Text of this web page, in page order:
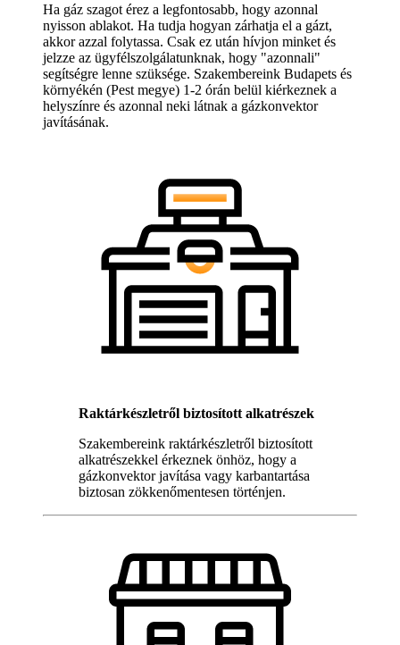
Ha gáz szagot érez a legfontosabb, hogy azonnal
nyisson ablakot. Ha tudja hogyan zárhatja el a gázt,
akkor azzal folytassa. Csak ez után hívjon minket és
jelzze az ügyfélszolgálatunknak, hogy "azonnali"
segítségre lenne szüksége. Szakembereink Budapets és
környékén (Pest megye) 1-2 órán belül kiérkeznek a
helyszínre és azonnal neki látnak a gázkonvektor
javításának.
Raktárkészletről biztosított alkatrészek
Szakembereink raktárkészletről biztosított
alkatrészekkel érkeznek önhöz, hogy a
gázkonvektor javítása vagy karbantartása
biztosan zökkenőmentesen történjen.